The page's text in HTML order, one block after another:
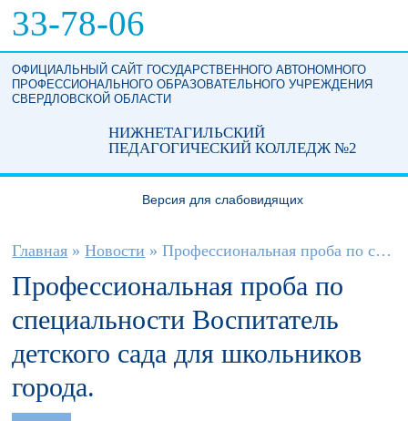
33-78-06
ОФИЦИАЛЬНЫЙ САЙТ ГОСУДАРСТВЕННОГО АВТОНОМНОГО
ПРОФЕССИОНАЛЬНОГО ОБРАЗОВАТЕЛЬНОГО УЧРЕЖДЕНИЯ
СВЕРДЛОВСКОЙ ОБЛАСТИ
НИЖНЕТАГИЛЬСКИЙ
ПЕДАГОГИЧЕСКИЙ КОЛЛЕДЖ №2
Версия для слабовидящих
Вы здесь
Главная » Новости » Профессиональная проба по специальности...
Профессиональная проба по
специальности Воспитатель
детского сада для школьников
города.